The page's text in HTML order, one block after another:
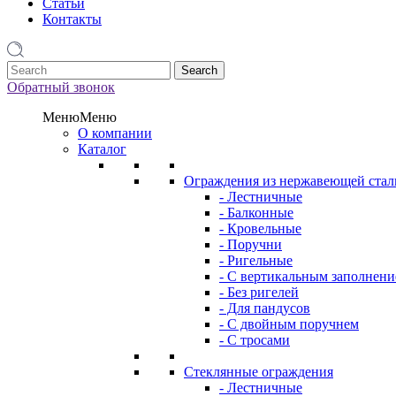
Контакты
1
Обратный звонок
МенюМеню
О компании
Каталог
Ограждения из нержавеющей
- Лестничные
- Балконные
- Кровельные
- Поручни
- Ригельные
- С вертикальным
- Без ригелей
- Для пандусов
- С двойным поручнем
- С тросами
Стеклянные ограждения
- Лестничные